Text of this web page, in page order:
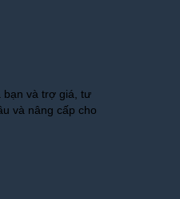
bạn và trợ giá, tư
và nâng cấp cho